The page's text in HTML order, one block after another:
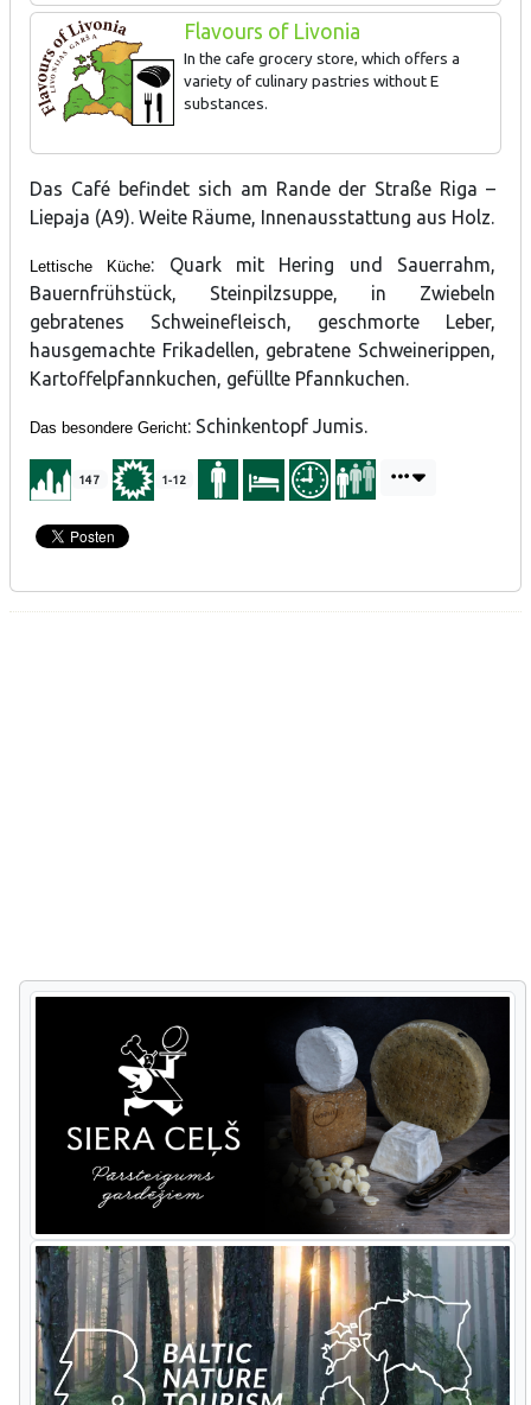
Flavours of Livonia
In the cafe grocery store, which offers a
variety of culinary pastries without E
substances.
Das Café befindet sich am Rande der Straße Riga –
Liepaja (A9). Weite Räume, Innenausstattung aus Holz.
Lettische Küche: Quark mit Hering und Sauerrahm,
Bauernfrühstück, Steinpilzsuppe, in Zwiebeln
gebratenes Schweinefleisch, geschmorte Leber,
hausgemachte Frikadellen, gebratene Schweinerippen,
Kartoffelpfannkuchen, gefüllte Pfannkuchen.
Das besondere Gericht: Schinkentopf Jumis.
147 1-12